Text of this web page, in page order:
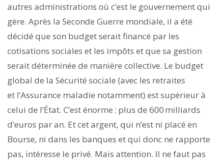
autres administrations où c’est le gouvernement qui
gère. Après la Seconde Guerre mondiale, il a été
décidé que son budget serait financé par les
cotisations sociales et les impôts et que sa gestion
serait déterminée de manière collective. Le budget
global de la Sécurité sociale (avec les retraites
et l’Assurance maladie notamment) est supérieur à
celui de l’État. C’est énorme : plus de 600 milliards
d’euros par an. Et cet argent, qui n’est ni placé en
Bourse, ni dans les banques et qui donc ne rapporte
pas, intéresse le privé. Mais attention. Il ne faut pas